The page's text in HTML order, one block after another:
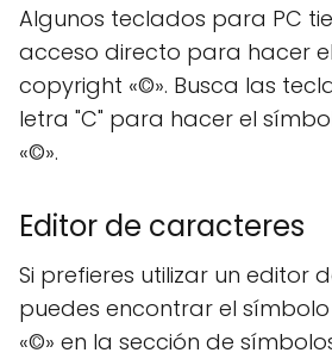
Algunos teclados para PC
acceso directo para hacer
copyright «©». Busca las
letra "C" para hacer el
«©».
Editor de caracteres
Si prefieres utilizar un editor
puedes encontrar el
«©» en la sección de